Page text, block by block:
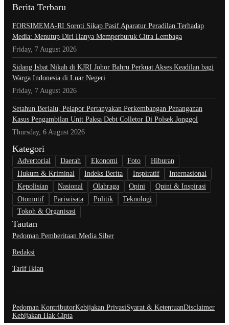
Berita Terbaru
​FORSIMEMA-RI Soroti Sikap Pasif Aparatur Peradilan Terhadap
Media: Menutup Diri Hanya Memperburuk Citra Lembaga
Friday, 7 August 2026
Sidang Isbat Nikah di KJRI Johor Bahru Perkuat Akses Keadilan bagi
Warga Indonesia di Luar Negeri
Friday, 7 August 2026
Setahun Berlalu, Pelapor Pertanyakan Perkembangan Penanganan
Kasus Pengambilan Unit Paksa Debt Colletor Di Polsek Jonggol
Thursday, 6 August 2026
Kategori
Advertorial Daerah Ekonomi Foto
Hiburan
Hukum & Kriminal
Indeks Berita Inspiratif
Internasional
Kepolisian
Nasional Olahraga Opini
Opini & Inspirasi
Otomotif
Pariwisata Politik
Teknologi
Tokoh & Organisasi
Tautan
Pedoman Pemberitaan Media Siber
Redaksi
Tarif Iklan
Pedoman KontributorKebijakan PrivasiSyarat & KetentuanDisclaimer
Kebijakan Hak Cipta